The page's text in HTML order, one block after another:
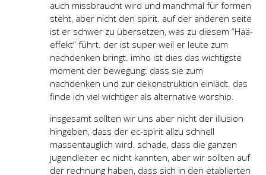
auch missbraucht wird und manchmal für formen
steht, aber nicht den spirit. auf der anderen seite
ist er schwer zu übersetzen, was zu diesem “Hää-
effekt” führt. der ist super weil er leute zum
nachdenken bringt. imho ist dies das wichtigste
moment der bewegung: dass sie zum
nachdenken und zur dekonstruktion einlädt. das
finde ich viel wichtiger als alternative worship.
insgesamt sollten wir uns aber nicht der illusion
hingeben, dass der ec-spirit allzu schnell
massentauglich wird. schade, dass die ganzen
jugendleiter ec nicht kannten, aber wir sollten auf
der rechnung haben, dass sich in den etablierten